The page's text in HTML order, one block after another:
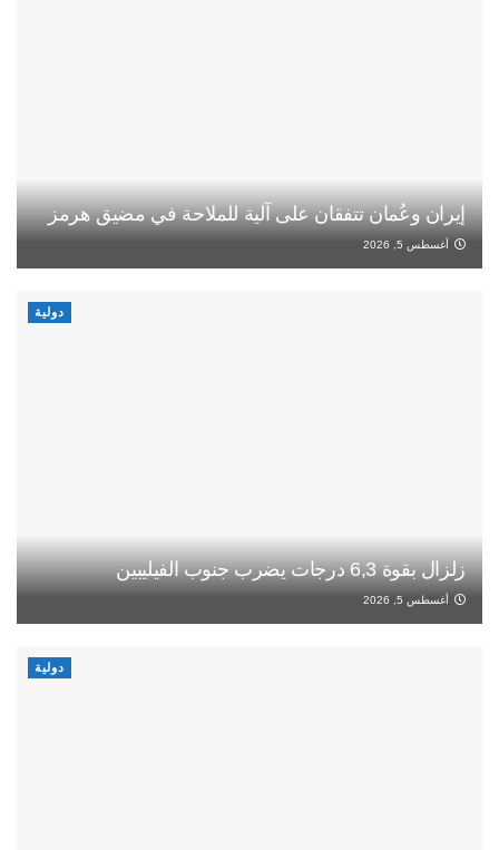
إيران وعُمان تتفقان على آلية للملاحة في مضيق هرمز
أغسطس 5, 2026
دولية
زلزال بقوة 6,3 درجات يضرب جنوب الفيليبين
أغسطس 5, 2026
دولية